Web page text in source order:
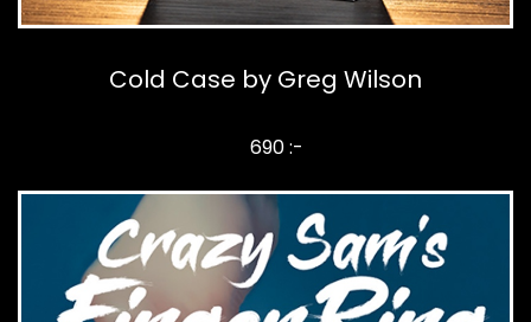
Cold Case by Greg Wilson
690 :-